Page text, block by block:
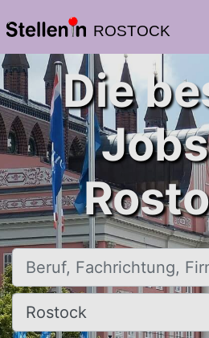
ROSTOCK
Die
Beruf, Fachrichtung, Firma
Ort, Stadt